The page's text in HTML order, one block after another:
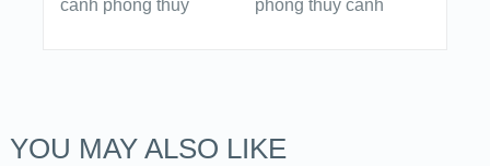
YOU MAY ALSO LIKE